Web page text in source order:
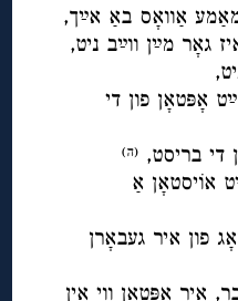
אַוואָס באַ אײַך,
גאָר מײַן ווײַב ניט,
אָפּטאָן פון די
די בריסט,(ה)
אוֹיסטאָן אַ
פון איר געבאָרן
איר אָפּטאָן ווי אין